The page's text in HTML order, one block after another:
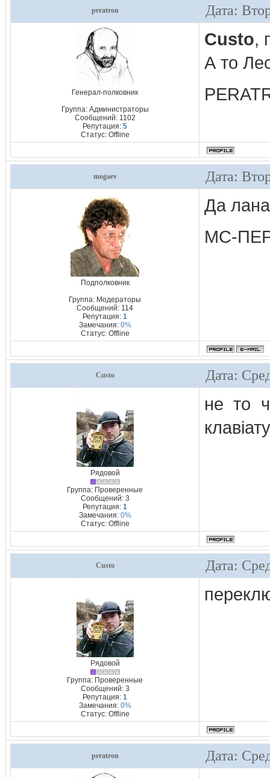
peratron Дата:
Генерал-полковник
Группа: Администраторы
Сообщений: 1102
Репутация: 5
Статус: Offline
Custo,
А то
mogaev Дата:
Подполковник
Группа: Модераторы
Сообщений: 114
Репутация: 1
Замечания: 0%
Статус: Offline
Да
МС-
Custo Дата:
Рядовой
Группа: Проверенные
Сообщений: 3
Репутация: 1
Замечания: 0%
Статус: Offline
не то
Custo Дата:
Рядовой
Группа: Проверенные
Сообщений: 3
Репутация: 1
Замечания: 0%
Статус: Offline
peratron Дата: